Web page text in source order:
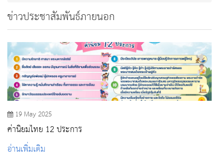
ข่าวประชาสัมพันธ์ภายนอก
19 May 2025
ค่านิยมไทย 12 ประการ
อ่านเพิ่มเติม